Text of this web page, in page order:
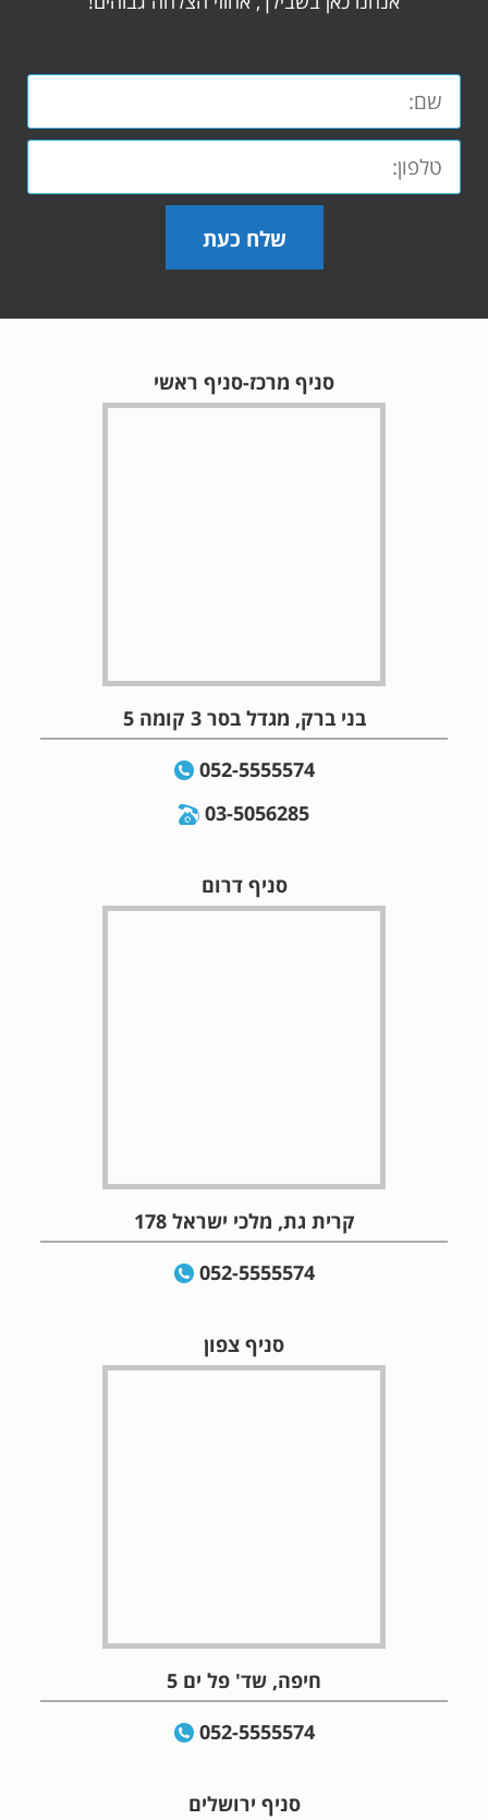
שלח כעת
סניף מרכז-סניף ראשי
בני ברק, מגדל בסר 3 קומה 5
052-5555574
03-5056285
סניף דרום
קרית גת, מלכי ישראל 178
052-5555574
סניף צפון
חיפה, שד' פל ים 5
052-5555574
סניף ירושלים